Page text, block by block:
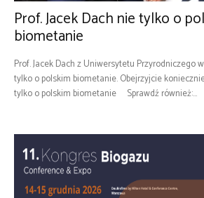
Prof. Jacek Dach nie tylko o
biometanie
Prof. Jacek Dach z Uniwersytetu Przyrodniczego
tylko o polskim biometanie. Obejrzyjcie
tylko o polskim biometanie Sprawdź również:...